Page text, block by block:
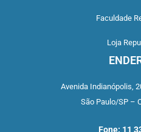
Faculdade
Loja
Avenida Indianópolis,
São Paulo/SP –
Fone: 11